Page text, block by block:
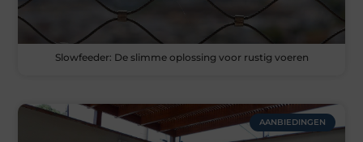
Slowfeeder: De slimme oplossing voor rustig voeren
AANBIEDINGEN